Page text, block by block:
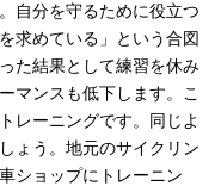
自分を守るために役立つ
求めている」という合図
た結果として練習を休み
マンスも低下します。こ
レーニングです。同じよ
ょう。地元のサイクリン
ショップにトレーニン